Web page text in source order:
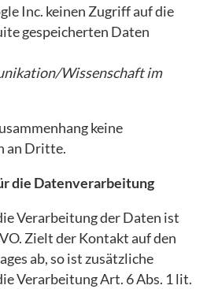
Inc. keinen Zugriff auf die
gespeicherten Daten
Wissenschaft im
keine
an Dritte.
die Datenverarbeitung
Verarbeitung der Daten ist
Zielt der Kontakt auf den
ab, so ist zusätzliche
Verarbeitung Art. 6 Abs. 1 lit.